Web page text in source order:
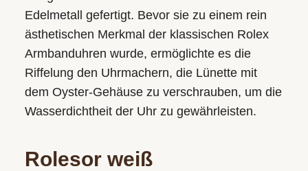
Edelmetall gefertigt. Bevor sie zu einem rein
ästhetischen Merkmal der klassischen Rolex
Armbanduhren wurde, ermöglichte es die
Riffelung den Uhrmachern, die Lünette mit
dem Oyster-Gehäuse zu verschrauben, um die
Wasserdichtheit der Uhr zu gewährleisten.
Rolesor weiß